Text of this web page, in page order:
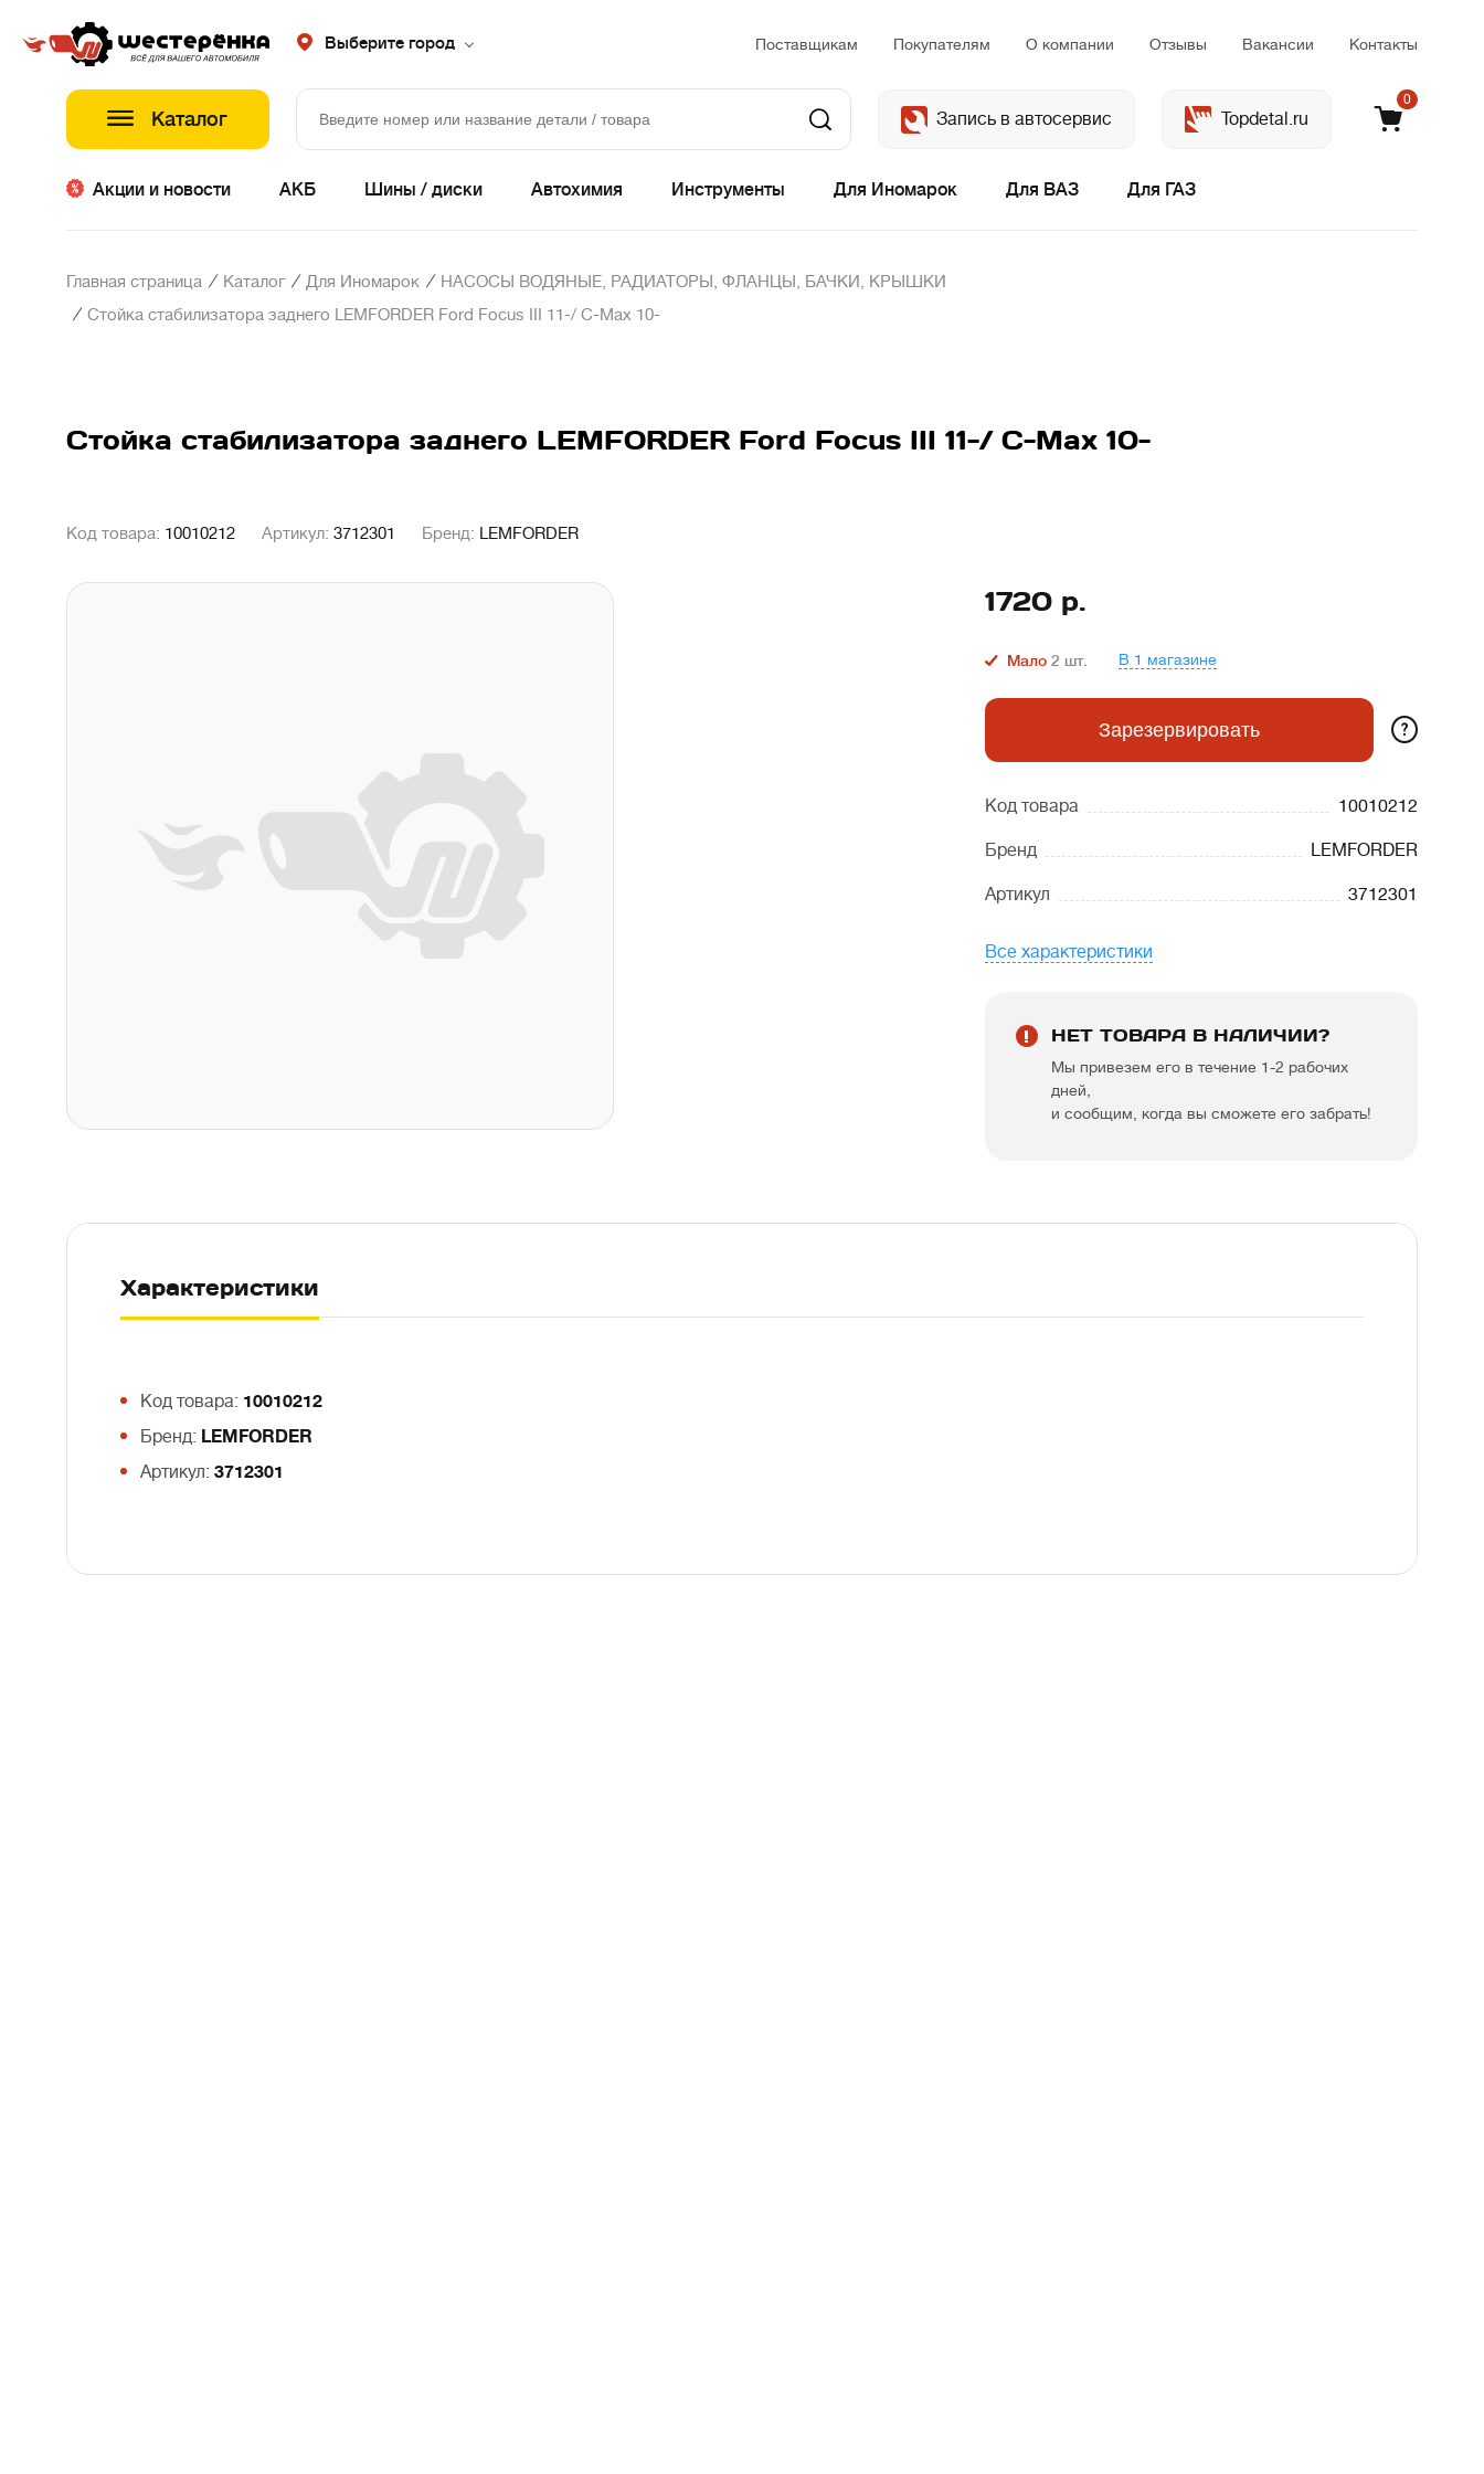
Выберите город Поставщикам Покупателям О компании Отзывы Вакансии Контакты
Каталог Запись в автосервис Topdetal.ru
0
Акции и новости АКБ Шины / диски Автохимия Инструменты Для Иномарок Для ВАЗ Для ГАЗ
Главная страница / Каталог / Для Иномарок / НАСОСЫ ВОДЯНЫЕ, РАДИАТОРЫ, ФЛАНЦЫ, БАЧКИ, КРЫШКИ
/ Стойка стабилизатора заднего LEMFORDER Ford Focus III 11-/ C-Max 10-
Стойка стабилизатора заднего LEMFORDER Ford Focus III 11-/ C-Max 10-
Код товара: 10010212 Артикул: 3712301 Бренд: LEMFORDER
1720 р.
Мало 2 шт. В 1 магазине
Зарезервировать ?
Код товара 10010212
Бренд LEMFORDER
Артикул 3712301
Все характеристики
НЕТ ТОВАРА В НАЛИЧИИ?
Мы привезем его в течение 1-2 рабочих
дней,
и сообщим, когда вы сможете его забрать!
Характеристики
Код товара: 10010212
Бренд: LEMFORDER
Артикул: 3712301